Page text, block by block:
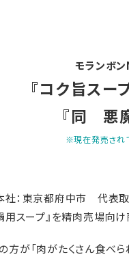
モランボ
『コク旨ス
『同 悪
※現在発売され
：東京都府中市 代表取
用スープ』を精肉売場向
が「肉がたくさん食べら